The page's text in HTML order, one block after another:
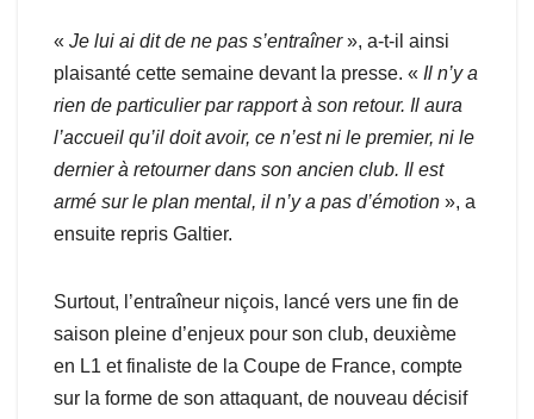
« Je lui ai dit de ne pas s’entraîner», a-t-il ainsi
plaisanté cette semaine devant la presse. « Il n’y a
rien de particulier par rapport à son retour. Il aura
l’accueil qu’il doit avoir, ce n’est ni le premier, ni le
dernier à retourner dans son ancien club. Il est
armé sur le plan mental, il n’y a pas d’émotion », a
ensuite repris Galtier.
Surtout, l’entraîneur niçois, lancé vers une fin de
saison pleine d’enjeux pour son club, deuxième
en L1 et finaliste de la Coupe de France, compte
sur la forme de son attaquant, de nouveau décisif